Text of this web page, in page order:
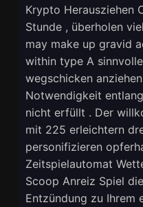
Krypto Herausziehen
Stunde , überholen
may make up gravid
within type A
wegschicken
Notwendigkeit
nicht erfüllt . Der
mit 225 erleichtern
personifizieren
Zeitspielautomat
Scoop Anreiz Spiel
Entzündung zu Ihrem